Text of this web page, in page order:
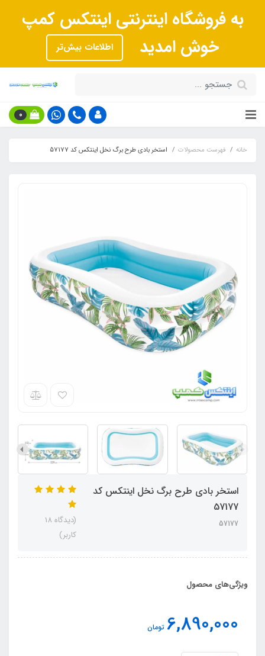
به فروشگاه اینترنتی اینتکس کمپ
خوش امدید
اطلاعات بیش‌تر
0
خانه فهرست محصولات استخر بادی طرح برگ نخل اینتکس کد 57177
استخر بادی طرح برگ نخل اینتکس کد
57177
57177
(دیدگاه 18
کاربر)
ویژگی‌های محصول
6,890,000 تومان